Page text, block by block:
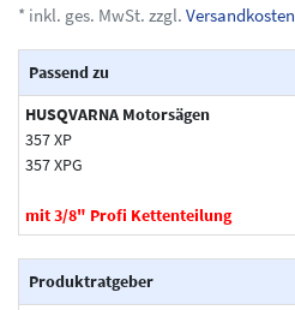
* inkl. ges. MwSt. zzgl. Versandkosten
Passend zu
HUSQVARNA Motorsägen
357 XP
357 XPG
mit 3/8" Profi Kettenteilung
Produktratgeber